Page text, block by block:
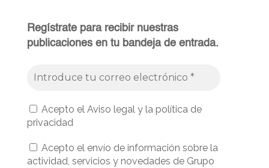
Regístrate para recibir nuestras
publicaciones en tu bandeja de entrada.
Acepto el Aviso legal y la política de
privacidad
Acepto el envío de información sobre la
actividad, servicios y novedades de Grupo